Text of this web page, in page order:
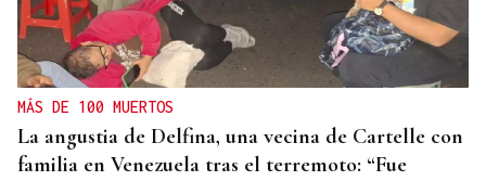
MÁS DE 100 MUERTOS
La angustia de Delfina, una vecina de Cartelle con
familia en Venezuela tras el terremoto: “Fue